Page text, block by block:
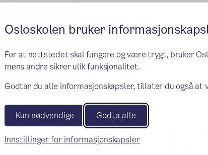
Osloskolen bruker
For at nettstedet skal fungere og være trygt, bruker
mens andre sikrer ulik funksjonalitet.
Godtar du alle informasjonskapsler, tillater du også
Kun nødvendige Godta alle
Innstillinger for informasjonskapsler
man tror at rydding av lokalet blir senere enn
på åpne vinduer og dører. Alarmen går om det står
ordne opp med kontakt med vaktselskap.
måtte dekke kostnader for dette.
evakuering. Evakuer og følg instruksjoner fra
storskjerm, lydanlegg og tråløst internett. Dette må
har kompetanse til eventuell feilsøking. Det kan